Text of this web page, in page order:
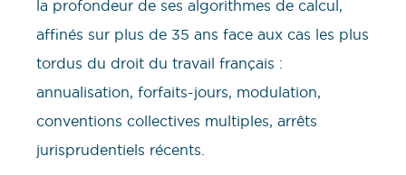
la profondeur de ses algorithmes de calcul,
affinés sur plus de 35 ans face aux cas les plus
tordus du droit du travail français :
annualisation, forfaits-jours, modulation,
conventions collectives multiples, arrêts
jurisprudentiels récents.